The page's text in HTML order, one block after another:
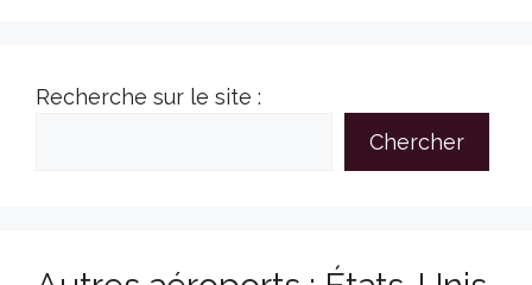
Recherche sur le site :
Chercher